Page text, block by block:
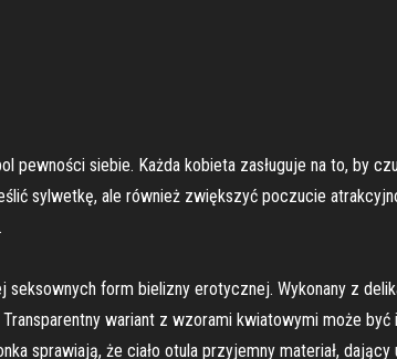
pewności siebie. Każda kobieta zasługuje na to, by
sylwetkę, ale również zwiększyć poczucie
form bielizny erotycznej. Wykonany z
wariant z wzorami kwiatowymi może
sprawiają, że ciało otula przyjemny materiał,